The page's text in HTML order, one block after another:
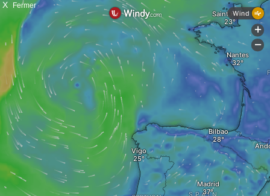
X Fermer